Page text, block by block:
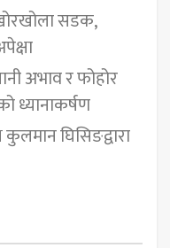
सडक,
अभाव र फोहोर
ध्यानाकर्षण
घिसिङद्वारा